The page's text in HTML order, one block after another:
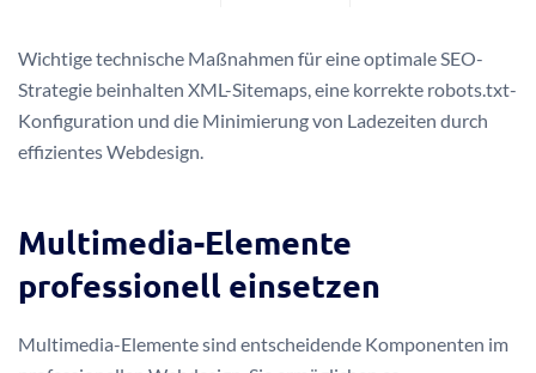
Wichtige technische Maßnahmen für eine optimale SEO-
Strategie beinhalten XML-Sitemaps, eine korrekte robots.txt-
Konfiguration und die Minimierung von Ladezeiten durch
effizientes Webdesign.
Multimedia-Elemente
professionell einsetzen
Multimedia-Elemente sind entscheidende Komponenten im